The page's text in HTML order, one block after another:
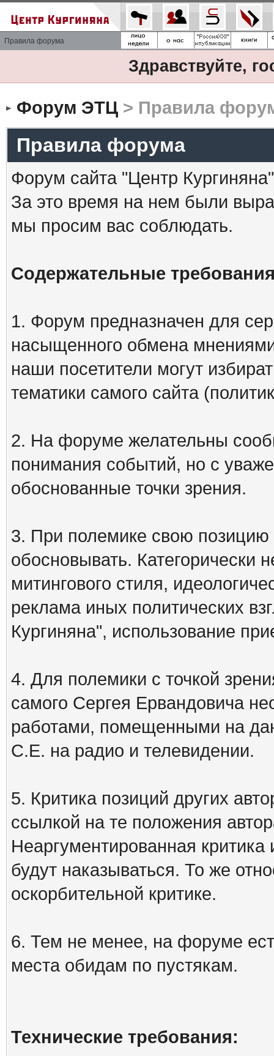
Правила форума
Здравствуйте,
Форум ЭТЦ> Правила
Правила форума
Форум сайта "Центр
За это время на нем были
мы просим вас соблюдать.
Содержательные
1. Форум предназначен для
насыщенного обмена
наши посетители могут
тематики самого сайта
2. На форуме желательны
понимания событий, но с
обоснованные точки зрения.
3. При полемике свою
обосновывать. Категорически
митингового стиля,
реклама иных политических
Кургиняна", использование
4. Для полемики с точкой
самого Сергея Ервандовича
работами, помещенными на
С.Е. на радио и телевидении.
5. Критика позиций других
ссылкой на те положения
Неаргументированная
будут наказываться. То же
оскорбительной критике.
6. Тем не менее, на форуме
места обидам по пустякам.
Технические требования: